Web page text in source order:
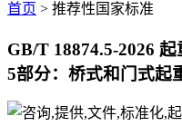
首页 > 推荐性国家标准
GB/T 18874.5-2026
5部分：桥式和门式起